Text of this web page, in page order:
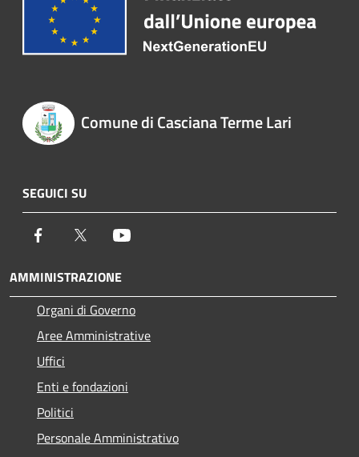
Comune di Casciana Terme Lari
SEGUICI SU
Facebook Twitter
AMMINISTRAZIONE
Organi di Governo
Aree Amministrative
Uffici
Enti e fondazioni
Politici
Personale Amministrativo